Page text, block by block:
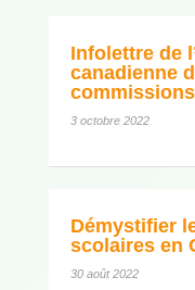
Infolettre de
canadienne
3 octobre 2022
Démystifier
scolaires en
30 août 2022